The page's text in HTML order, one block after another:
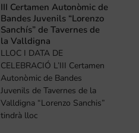
III Certamen Autonòmic de
Bandes Juvenils “Lorenzo
Sanchís” de Tavernes de
la Valldigna
LLOC I DATA DE
CELEBRACIÓ L’III Certamen
Autonòmic de Bandes
Juvenils de Tavernes de la
Valldigna “Lorenzo Sanchis”
tindrà lloc